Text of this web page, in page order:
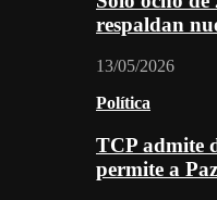
respaldan
13/05/2026
Política
TCP admite
permite a